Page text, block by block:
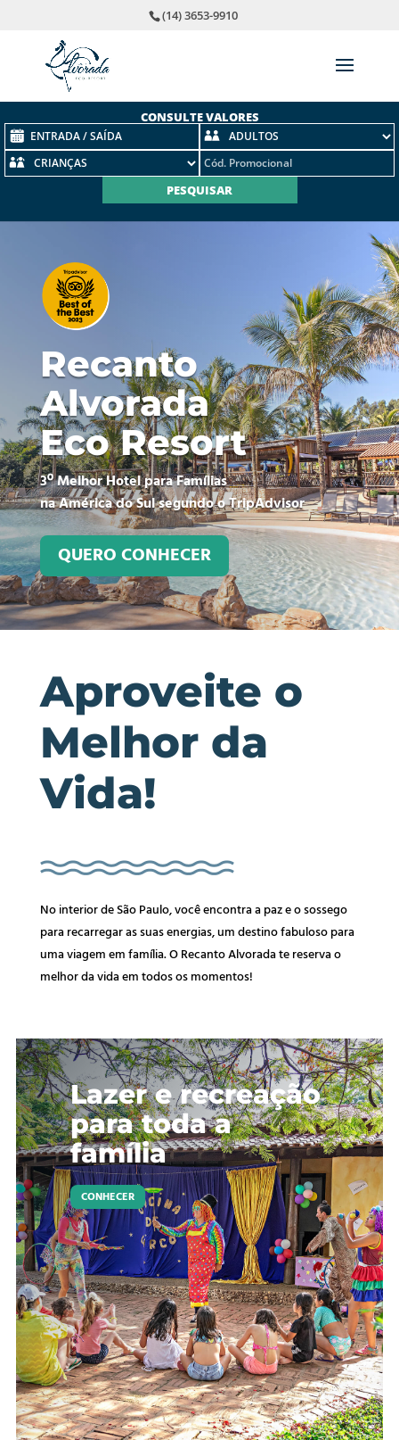
(14) 3653-9910
CONSULTE VALORES
Recanto
Alvorada
Eco Resort
3º Melhor Hotel para Famílias
na América do Sul segundo o TripAdvisor
QUERO CONHECER
Aproveite o
Melhor da
Vida!
No interior de São Paulo, você encontra a paz e o sossego
para recarregar as suas energias, um destino fabuloso para
uma viagem em família. O Recanto Alvorada te reserva o
melhor da vida em todos os momentos!
Lazer e recreação
para toda a
família
CONHECER